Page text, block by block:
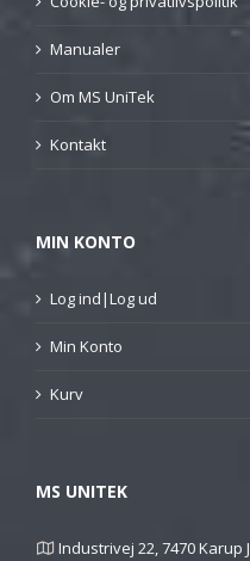
Manualer
Om MS UniTek
Kontakt
MIN KONTO
Log ind|Log ud
Min Konto
Kurv
MS UNITEK
Industrivej 22, 7470 Karup J